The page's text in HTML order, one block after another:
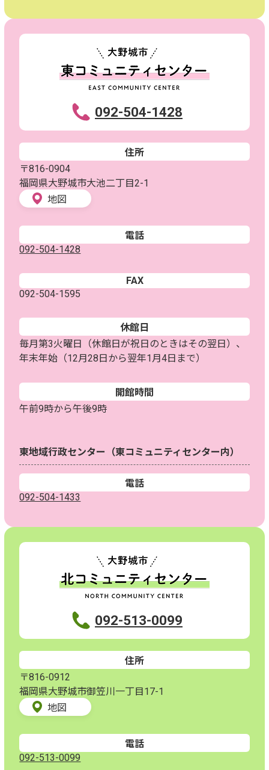
092-504-1428
住所
〒816-0904
福岡県大野城市大池二丁目2-1
地図
電話
092-504-1428
FAX
092-504-1595
休館日
毎月第3火曜日（休館日が祝日のときはその翌日）、
年末年始（12月28日から翌年1月4日まで）
開館時間
午前9時から午後9時
東地域行政センター（東コミュニティセンター内）
電話
092-504-1433
092-513-0099
住所
〒816-0912
福岡県大野城市御笠川一丁目17-1
地図
電話
092-513-0099